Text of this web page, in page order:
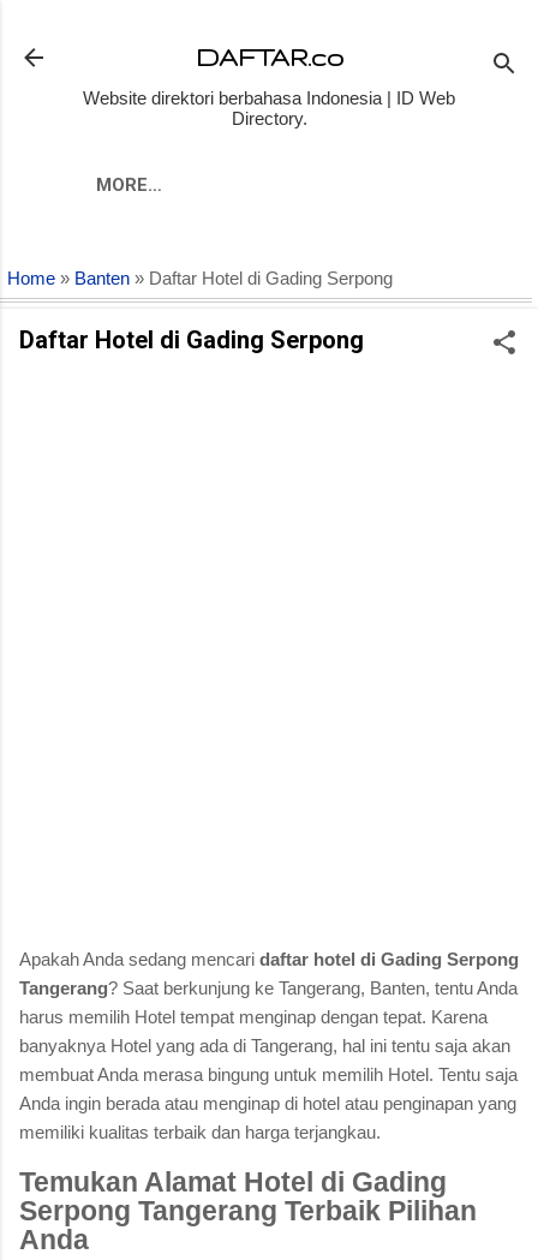
DAFTAR.co
Website direktori berbahasa Indonesia | ID Web
Directory.
MORE…
Home » Banten » Daftar Hotel di Gading Serpong
Daftar Hotel di Gading Serpong
Apakah Anda sedang mencari daftar hotel di Gading Serpong
Tangerang? Saat berkunjung ke Tangerang, Banten, tentu Anda
harus memilih Hotel tempat menginap dengan tepat. Karena
banyaknya Hotel yang ada di Tangerang, hal ini tentu saja akan
membuat Anda merasa bingung untuk memilih Hotel. Tentu saja
Anda ingin berada atau menginap di hotel atau penginapan yang
memiliki kualitas terbaik dan harga terjangkau.
Temukan Alamat Hotel di Gading
Serpong Tangerang Terbaik Pilihan
Anda